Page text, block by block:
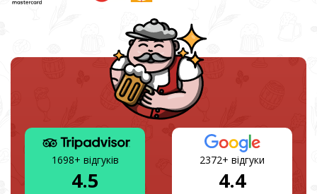
1698+ відгуків
4.5
2372+ відгуки
4.4